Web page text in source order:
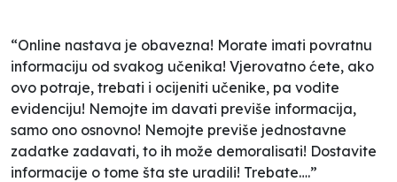
“Online nastava je obavezna! Morate imati povratnu
informaciju od svakog učenika! Vjerovatno ćete, ako
ovo potraje, trebati i ocijeniti učenike, pa vodite
evidenciju! Nemojte im davati previše informacija,
samo ono osnovno! Nemojte previše jednostavne
zadatke zadavati, to ih može demoralisati! Dostavite
informacije o tome šta ste uradili! Trebate….”